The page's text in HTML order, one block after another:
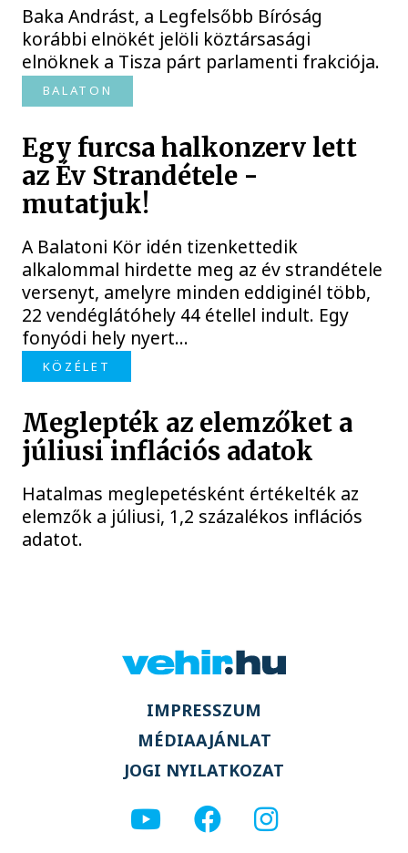
Baka Andrást, a Legfelsőbb Bíróság
korábbi elnökét jelöli köztársasági
elnöknek a Tisza párt parlamenti frakciója.
BALATON
Egy furcsa halkonzerv lett
az Év Strandétele -
mutatjuk!
A Balatoni Kör idén tizenkettedik
alkalommal hirdette meg az év strandétele
versenyt, amelyre minden eddiginél több,
22 vendéglátóhely 44 étellel indult. Egy
fonyódi hely nyert...
KÖZÉLET
Meglepték az elemzőket a
júliusi inflációs adatok
Hatalmas meglepetésként értékelték az
elemzők a júliusi, 1,2 százalékos inflációs
adatot.
IMPRESSZUM
MÉDIAAJÁNLAT
JOGI NYILATKOZAT